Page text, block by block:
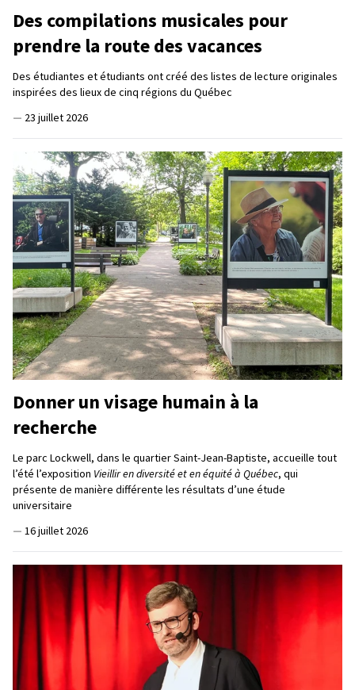
Des compilations musicales pour
prendre la route des vacances
Des étudiantes et étudiants ont créé des listes de lecture originales
inspirées des lieux de cinq régions du Québec
— 23 juillet 2026
Donner un visage humain à la
recherche
Le parc Lockwell, dans le quartier Saint-Jean-Baptiste, accueille tout
l’été l’exposition Vieillir en diversité et en équité à Québec, qui
présente de manière différente les résultats d’une étude
universitaire
— 16 juillet 2026